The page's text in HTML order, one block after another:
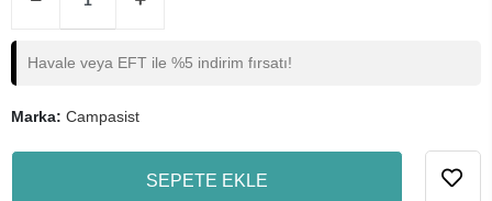
Havale veya EFT ile %5 indirim fırsatı!
Marka: Campasist
SEPETE EKLE